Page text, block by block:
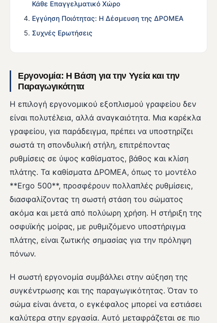
Κάθε Επαγγελματικό Χώρο
Εγγύηση Ποιότητας: Η Δέσμευση της ΔΡΟΜΕΑ
Συχνές Ερωτήσεις
Εργονομία: Η Βάση για την Υγεία και την
Παραγωγικότητα
Η επιλογή εργονομικού εξοπλισμού γραφείου δεν
είναι πολυτέλεια, αλλά αναγκαιότητα. Μια καρέκλα
γραφείου, για παράδειγμα, πρέπει να υποστηρίζει
σωστά τη σπονδυλική στήλη, επιτρέποντας
ρυθμίσεις σε ύψος καθίσματος, βάθος και κλίση
πλάτης. Τα καθίσματα ΔΡΟΜΕΑ, όπως το μοντέλο
**Ergo 500**, προσφέρουν πολλαπλές ρυθμίσεις,
διασφαλίζοντας τη σωστή στάση του σώματος
ακόμα και μετά από πολύωρη χρήση. Η στήριξη της
οσφυϊκής μοίρας, με ρυθμιζόμενο υποστήριγμα
πλάτης, είναι ζωτικής σημασίας για την πρόληψη
πόνων.
Η σωστή εργονομία συμβάλλει στην αύξηση της
συγκέντρωσης και της παραγωγικότητας. Όταν το
σώμα είναι άνετα, ο εγκέφαλος μπορεί να εστιάσει
καλύτερα στην εργασία. Αυτό μεταφράζεται σε πιο